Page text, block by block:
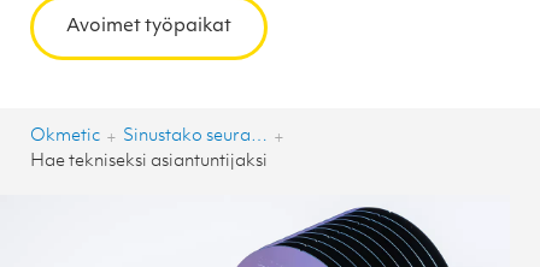
Avoimet työpaikat
Okmetic + Sinustako seuraava piinkova ammattilainen? +
Hae tekniseksi asiantuntijaksi